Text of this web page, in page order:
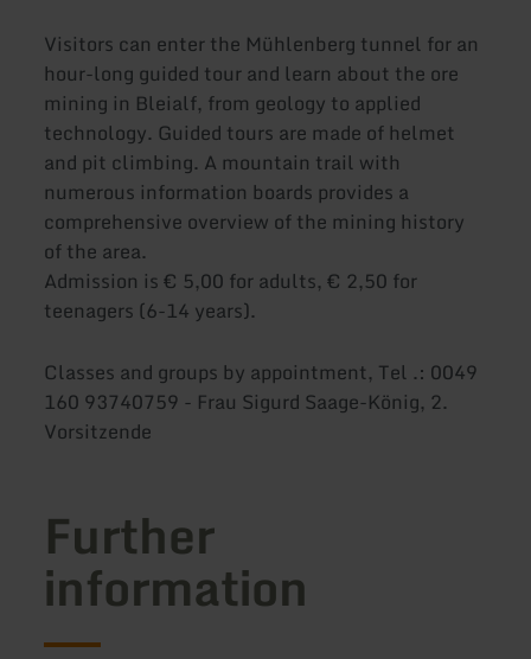
Visitors can enter the Mühlenberg tunnel for an
hour-long guided tour and learn about the ore
mining in Bleialf, from geology to applied
technology. Guided tours are made of helmet
and pit climbing. A mountain trail with
numerous information boards provides a
comprehensive overview of the mining history
of the area.
Admission is € 5,00 for adults, € 2,50 for
teenagers (6-14 years).
Classes and groups by appointment, Tel .: 0049
160 93740759 - Frau Sigurd Saage-König, 2.
Vorsitzende
Further
information